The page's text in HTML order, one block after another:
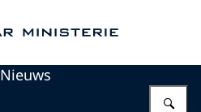
Nieuws